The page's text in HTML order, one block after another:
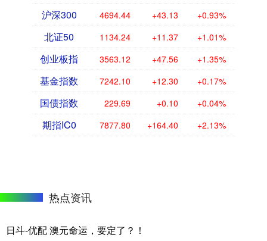
沪深300 4694.44 +43.13 +0.93%
北证50 1134.24 +11.37 +1.01%
创业板指 3563.12 +47.56 +1.35%
基金指数 7242.10 +12.30 +0.17%
国债指数 229.69 +0.10 +0.04%
期指IC0 7877.80 +164.40 +2.13%
热点资讯
日斗-优配 澳元命运，要定了？！